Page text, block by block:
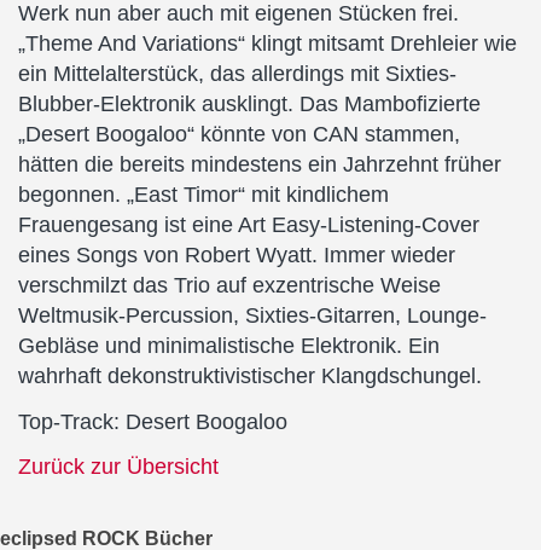
Werk nun aber auch mit eigenen Stücken frei.
„Theme And Variations“ klingt mitsamt Drehleier wie
ein Mittelalterstück, das allerdings mit Sixties-
Blubber-Elektronik ausklingt. Das Mambofizierte
„Desert Boogaloo“ könnte von CAN stammen,
hätten die bereits mindestens ein Jahrzehnt früher
begonnen. „East Timor“ mit kindlichem
Frauengesang ist eine Art Easy-Listening-Cover
eines Songs von Robert Wyatt. Immer wieder
verschmilzt das Trio auf exzentrische Weise
Weltmusik-Percussion, Sixties-Gitarren, Lounge-
Gebläse und minimalistische Elektronik. Ein
wahrhaft dekonstruktivistischer Klangdschungel.
Top-Track: Desert Boogaloo
Zurück zur Übersicht
eclipsed ROCK Bücher